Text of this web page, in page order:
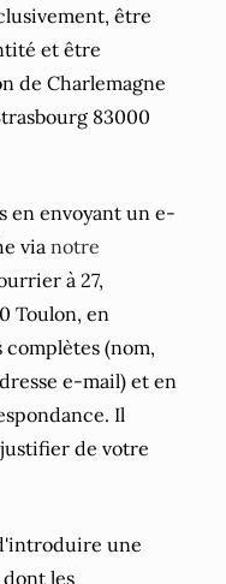
être
et être
de Charlemagne
83000
en envoyant un e-
via notre
à 27,
Toulon, en
(nom,
e-mail) et en
Il
de votre
une
les